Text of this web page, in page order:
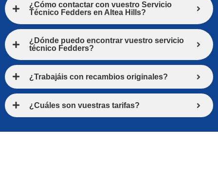
¿Cómo contactar con vuestro Servicio
Técnico Fedders en Altea Hills?
¿Dónde puedo encontrar vuestro servicio
técnico Fedders?
¿Trabajáis con recambios originales?
¿Cuáles son vuestras tarifas?